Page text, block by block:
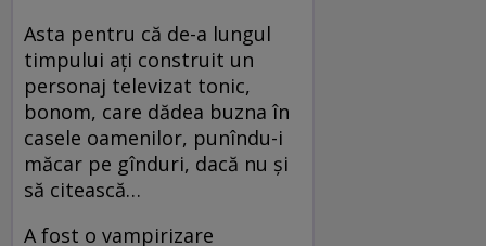
Asta pentru că de-a lungul
timpului ați construit un
personaj televizat tonic,
bonom, care dădea buzna în
casele oamenilor, punîndu-i
măcar pe gînduri, dacă nu și
să citească…
A fost o vampirizare